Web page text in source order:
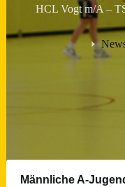
HCL Vogt m/A –
Männliche A-